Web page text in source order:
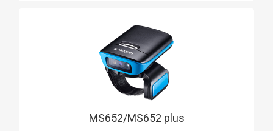
MS652/MS652 plus